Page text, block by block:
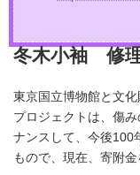
冬木小袖 修
東京国立博物館と文
プロジェクトは、傷
ナンスして、今後100
もので、現在、寄附金